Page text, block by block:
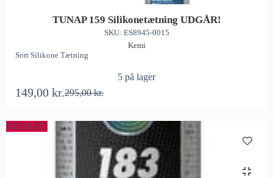
TUNAP 159 Silikonetætning UDGÅR!
SKU: ES8945-0015
Kemi
Sort Silikone Tætning
5 på lager
295,00kr.
149,00 kr.
NEDSAT!